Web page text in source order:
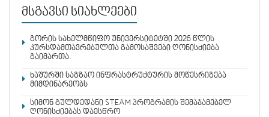
მსგავსი სიახლეები
გორის სახელმწიფო უნივერსიტეტში 2026 წლის
კურსდამთავრებულთა გამოსაშვები ღონისძიება
გაიმართა.
ხაშურში საგზაო ინფრასტრუქტურის მოწესრიგება
მიმდინარეობს
სიმონ გულდედანი STEAM პროგრამის შემაჯამებელ
ღონისძიებას დაესწრო